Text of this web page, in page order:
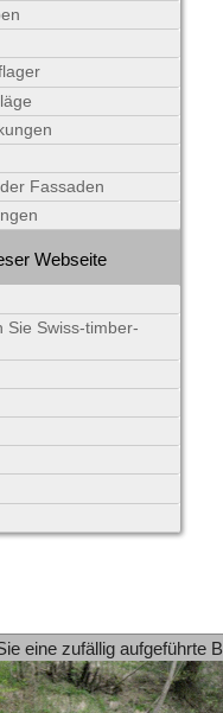
Fassaden
Webseite
Sie Swiss-timber-
eine zufällig aufgeführte